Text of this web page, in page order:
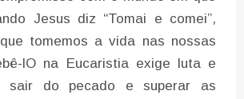
Jesus diz “Tomai e comei”,
tomemos a vida nas nossas
lO na Eucaristia exige luta e
sair do pecado e superar as